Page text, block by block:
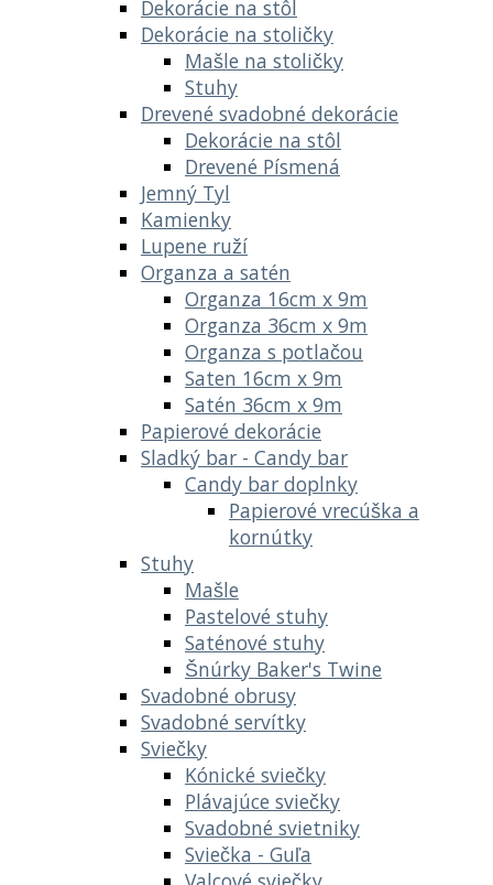
Dekorácie na stôl
Dekorácie na stoličky
Mašle na stoličky
Stuhy
Drevené svadobné dekorácie
Dekorácie na stôl
Drevené Písmená
Jemný Tyl
Kamienky
Lupene ruží
Organza a satén
Organza 16cm x 9m
Organza 36cm x 9m
Organza s potlačou
Saten 16cm x 9m
Satén 36cm x 9m
Papierové dekorácie
Sladký bar - Candy bar
Candy bar doplnky
Papierové vrecúška a
kornútky
Stuhy
Mašle
Pastelové stuhy
Saténové stuhy
Šnúrky Baker's Twine
Svadobné obrusy
Svadobné servítky
Sviečky
Kónické sviečky
Plávajúce sviečky
Svadobné svietniky
Sviečka - Guľa